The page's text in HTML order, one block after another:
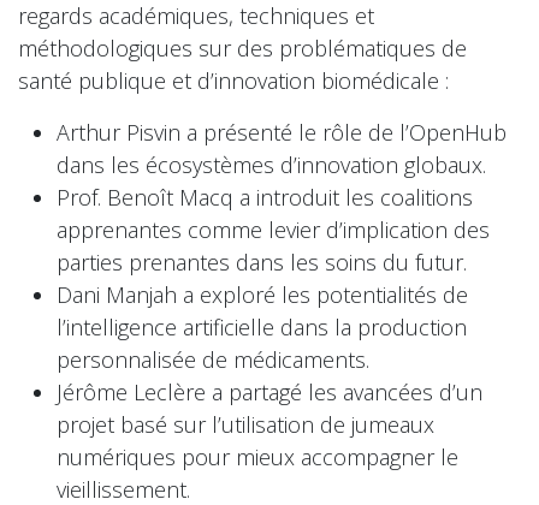
regards académiques, techniques et
méthodologiques sur des problématiques de
santé publique et d’innovation biomédicale :
Arthur Pisvin a présenté le rôle de l’OpenHub
dans les écosystèmes d’innovation globaux.
Prof. Benoît Macq a introduit les coalitions
apprenantes comme levier d’implication des
parties prenantes dans les soins du futur.
Dani Manjah a exploré les potentialités de
l’intelligence artificielle dans la production
personnalisée de médicaments.
Jérôme Leclère a partagé les avancées d’un
projet basé sur l’utilisation de jumeaux
numériques pour mieux accompagner le
vieillissement.